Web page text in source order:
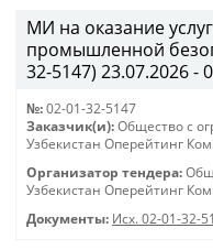
МИ на оказание
промышленной
32-5147) 23.07.2026 -
№: 02-01-32-5147
Заказчик(и): Общество с
Узбекистан Оперейтинг
Организатор тендера:
Узбекистан Оперейтинг
Документы: Исх. 02-01-32-